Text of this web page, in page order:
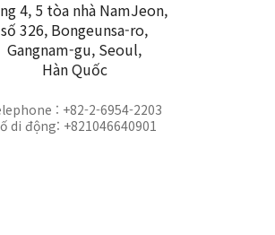
4, 5 tòa nhà NamJeon,
số 326, Bongeunsa-ro,
Gangnam-gu, Seoul,
Hàn Quốc
: +82-2-6954-2203
di động: +821046640901